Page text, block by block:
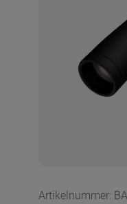
Artikelnummer: